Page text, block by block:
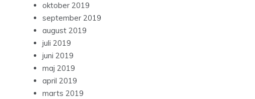
oktober 2019
september 2019
august 2019
juli 2019
juni 2019
maj 2019
april 2019
marts 2019